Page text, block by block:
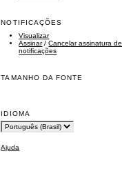
NOTIFICAÇÕES
Visualizar
Assinar/Cancelar assinatura de
notificações
TAMANHO DA FONTE
IDIOMA
Ajuda